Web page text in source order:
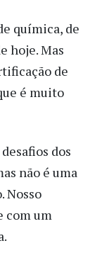
química, de
hoje. Mas
de
é muito
dos
não é uma
Nosso
com um